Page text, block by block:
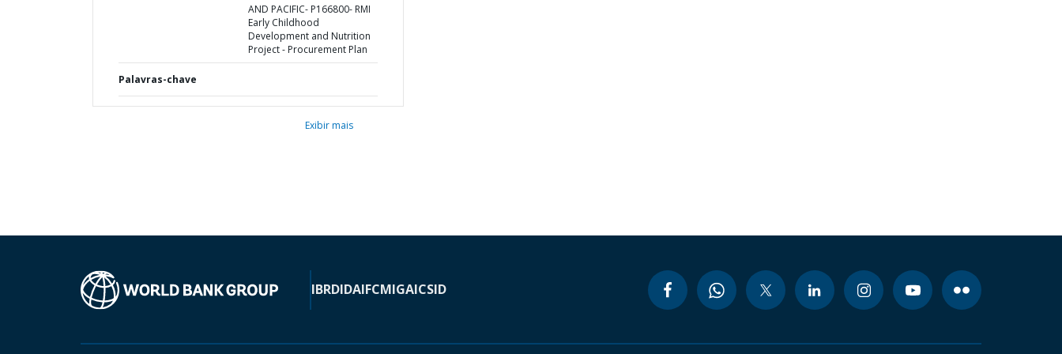
AND PACIFIC- P166800- RMI
Early Childhood
Development and Nutrition
Project - Procurement Plan
Palavras-chave
Exibir mais
IBRDIDAIFCMIGAICSID